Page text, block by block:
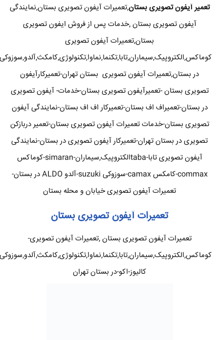
تعمیر آیفون تصویری بستان,تعمیرات آیفون تصویری بستان,نمایندگی
آیفون تصویری بستان ,خدمات پس از فروش ایفون تصویری
بستان,تعمیرات آیفون تصویری
کوماکس,الکتروپیک,سیماران,تابا,تکنما,نماوا,تکنولوژی,کامکث,آلدو,سوزوکی
در بستان,تعمیرات آیفون تصویری بستان تهران-تعمیرکارآیفون
تصویری بستان -تعمیرآیفون تصویری بستان-خدمات- آیفون تصویری
در بستان-تعمیراف اف بستان-تعمیرکار اف اف بستان-نمایندگی آیفون
تصویری بستان-خدمات تعمیرات آیفون تصویری بستان-تعمیر دربازکن
تصویری در بستان تهران-تعمیرکار آیفون تصویری در بستان-نمایندگی
آیفون تصویری تابا-tabaالکتروپیک,سیماران-simaran-کوماکس
commax-کامکس camax-سوزوکی suzuki-آلدو ALDO در بستان-
تعمیرات آیفون تصویری خیابان و محله بستان
تعمیرات آیفون تصویری بستان
تعمیرات آیفون تصویری بستان ,تعمیرات آیفون تصویری-
کوماکس,الکتروپیک,سیماران,تابا,تکنما,نماوا,تکنولوژی,کامکث,آلدو,سوزوکی
کالیوز-اکو-در بستان تهران